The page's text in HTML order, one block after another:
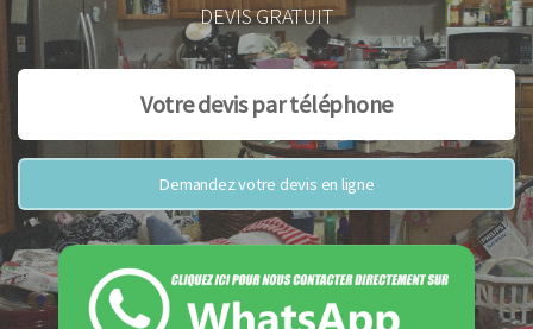
DEVIS GRATUIT
Votre devis par téléphone
Demandez votre devis en ligne